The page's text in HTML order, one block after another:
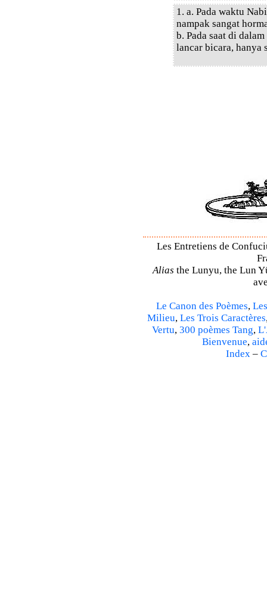
1. a. Pada waktu
nampak sangat
b. Pada saat di
lancar bicara, hanya
Les Entretiens de
Alias the Lunyu, the Lun
Le Canon des Poèmes,
Milieu, Les Trois Caractères
Vertu, 300 poèmes Tang,
Bienvenue,
Index –